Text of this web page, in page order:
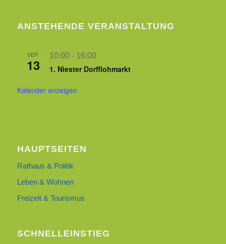
ANSTEHENDE VERANSTALTUNG
SEP.
13
10:00 - 16:00
1. Niester Dorfflohmarkt
Kalender anzeigen
HAUPTSEITEN
Rathaus & Politik
Leben & Wohnen
Freizeit & Tourismus
SCHNELLEINSTIEG